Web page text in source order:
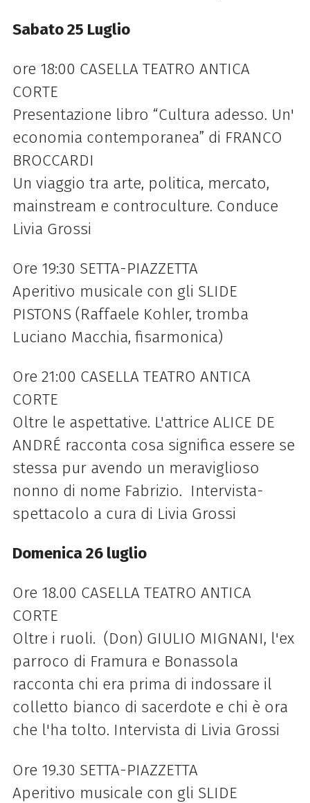
Sabato 25 Luglio
ore 18:00 CASELLA TEATRO ANTICA
CORTE
Presentazione libro “Cultura adesso. Un'
economia contemporanea” di FRANCO
BROCCARDI
Un viaggio tra arte, politica, mercato,
mainstream e controculture. Conduce
Livia Grossi
Ore 19:30 SETTA-PIAZZETTA
Aperitivo musicale con gli SLIDE
PISTONS (Raffaele Kohler, tromba
Luciano Macchia, fisarmonica)
Ore 21:00 CASELLA TEATRO ANTICA
CORTE
Oltre le aspettative. L'attrice ALICE DE
ANDRÉ racconta cosa significa essere se
stessa pur avendo un meraviglioso
nonno di nome Fabrizio. Intervista-
spettacolo a cura di Livia Grossi
Domenica 26 luglio
Ore 18.00 CASELLA TEATRO ANTICA
CORTE
Oltre i ruoli. (Don) GIULIO MIGNANI, l'ex
parroco di Framura e Bonassola
racconta chi era prima di indossare il
colletto bianco di sacerdote e chi è ora
che l'ha tolto. Intervista di Livia Grossi
Ore 19.30 SETTA-PIAZZETTA
Aperitivo musicale con gli SLIDE